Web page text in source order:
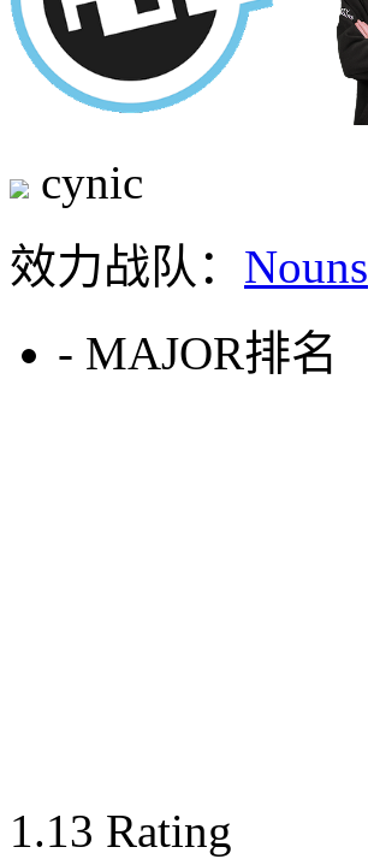
cynic
效力战队： Nouns
- MAJOR排名
1.13 Rating